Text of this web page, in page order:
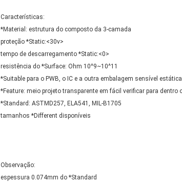
Características:
*Material: estrutura do composto da 3-camada
proteção *Static:
tempo de descarregamento *Static:
resistência do *Surface: Ohm 10^9~10^11
*Suitable para o PWB, o IC e a outra embalagem sensível
*Feature: meio projeto transparente em fácil verificar para dentro
*Standard: ASTMD257, ELA541, MIL-B1705
tamanhos *Different disponíveis
Observação:
espessura 0.074mm do *Standard